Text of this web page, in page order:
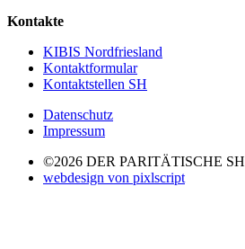
Kontakte
KIBIS Nordfriesland
Kontaktformular
Kontaktstellen SH
Datenschutz
Impressum
©2026 DER PARITÄTISCHE SH
webdesign von pixlscript